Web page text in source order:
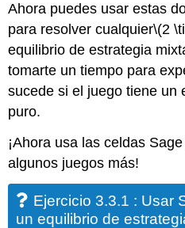
Ahora puedes usar estas
para resolver cualquier\(2
equilibrio de estrategia
tomarte un tiempo para
sucede si el juego tiene un
puro.
¡Ahora usa las celdas
algunos juegos más!
Ejercicio 3.3.1 : Usar
un equilibrio de